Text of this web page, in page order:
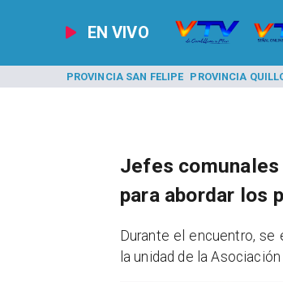
EN VIVO
PROVINCIA SAN FELIPE PROVINCIA
Jefes
para abordar los
​Durante el encuentro,
la unidad de la